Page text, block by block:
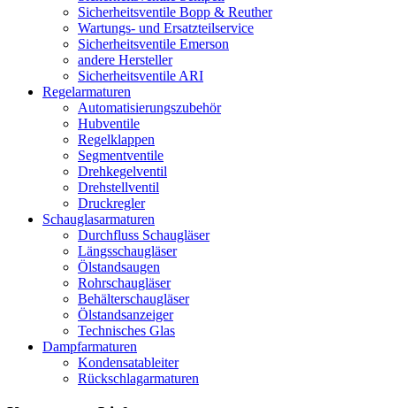
Sicherheitsventile Bopp & Reuther
Wartungs- und Ersatzteilservice
Sicherheitsventile Emerson
andere Hersteller
Sicherheitsventile ARI
Regelarmaturen
Automatisierungszubehör
Hubventile
Regelklappen
Segmentventile
Drehkegelventil
Drehstellventil
Druckregler
Schauglas­armaturen
Durchfluss Schaugläser
Längsschaugläser
Ölstandsaugen
Rohrschaugläser
Behälterschaugläser
Ölstandsanzeiger
Technisches Glas
Dampfarmaturen
Kondensatableiter
Rückschlagarmaturen